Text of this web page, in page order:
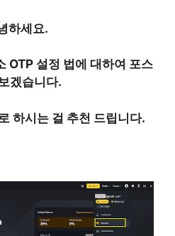
하세요.
OTP 설정 법에 대하여 포스
겠습니다.
하시는 걸 추천 드립니다.